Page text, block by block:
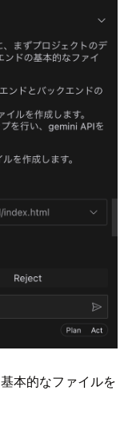
本的なファイルを